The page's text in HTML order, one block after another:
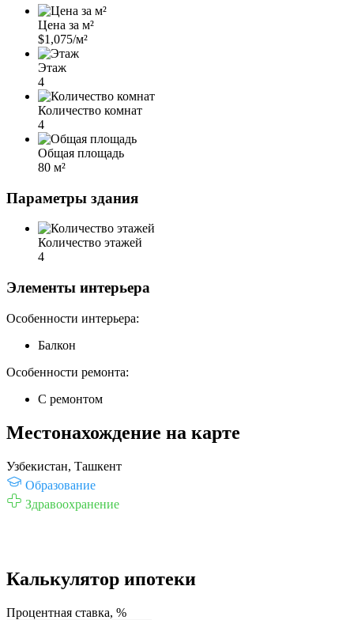
Цена за м²
$1,075/м²
Этаж
4
Количество комнат
4
Общая площадь
80 м²
Параметры здания
Количество этажей
4
Элементы интерьера
Особенности интерьера:
Балкон
Особенности ремонта:
С ремонтом
Местонахождение на карте
Узбекистан, Ташкент
Образование
Здравоохранение
Калькулятор ипотеки
Процентная ставка, %